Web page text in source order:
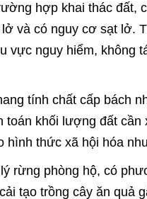
hợp khai thác đất,
và có nguy cơ sạt lở.
vực nguy hiểm, không
tính chất cấp bách
toán khối lượng đất
hình thức xã hội hóa
rừng phòng hộ, có
tạo trồng cây ăn quả